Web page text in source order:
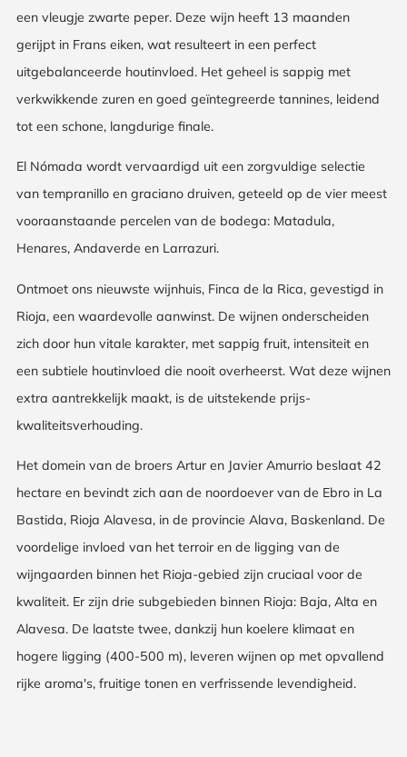
een vleugje zwarte peper. Deze wijn heeft 13 maanden
gerijpt in Frans eiken, wat resulteert in een perfect
uitgebalanceerde houtinvloed. Het geheel is sappig met
verkwikkende zuren en goed geïntegreerde tannines, leidend
tot een schone, langdurige finale.
El Nómada wordt vervaardigd uit een zorgvuldige selectie
van tempranillo en graciano druiven, geteeld op de vier meest
vooraanstaande percelen van de bodega: Matadula,
Henares, Andaverde en Larrazuri.
Ontmoet ons nieuwste wijnhuis, Finca de la Rica, gevestigd in
Rioja, een waardevolle aanwinst. De wijnen onderscheiden
zich door hun vitale karakter, met sappig fruit, intensiteit en
een subtiele houtinvloed die nooit overheerst. Wat deze wijnen
extra aantrekkelijk maakt, is de uitstekende prijs-
kwaliteitsverhouding.
Het domein van de broers Artur en Javier Amurrio beslaat 42
hectare en bevindt zich aan de noordoever van de Ebro in La
Bastida, Rioja Alavesa, in de provincie Alava, Baskenland. De
voordelige invloed van het terroir en de ligging van de
wijngaarden binnen het Rioja-gebied zijn cruciaal voor de
kwaliteit. Er zijn drie subgebieden binnen Rioja: Baja, Alta en
Alavesa. De laatste twee, dankzij hun koelere klimaat en
hogere ligging (400-500 m), leveren wijnen op met opvallend
rijke aroma's, fruitige tonen en verfrissende levendigheid.